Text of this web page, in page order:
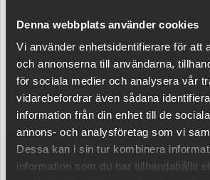
Denna webbplats använder cookies
Vi använder enhetsidentifierare för att
och annonserna till användarna,
för sociala medier och analysera vår
vidarebefordrar även sådana
information från din enhet till de
annons- och analysföretag som vi
Dessa kan i sin tur kombinera
information som du har tillhandahållit